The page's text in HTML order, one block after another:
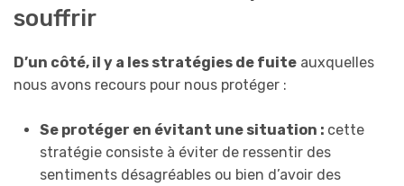
souffrir
D’un côté, il y a les stratégies de fuite auxquelles
nous avons recours pour nous protéger :
Se protéger en évitant une situation : cette
stratégie consiste à éviter de ressentir des
sentiments désagréables ou bien d’avoir des